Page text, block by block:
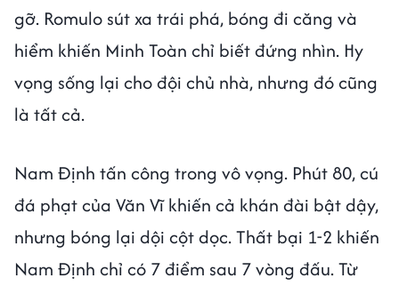
gỡ. Romulo sút xa trái phá, bóng đi căng và
hiểm khiến Minh Toàn chỉ biết đứng nhìn. Hy
vọng sống lại cho đội chủ nhà, nhưng đó cũng
là tất cả.
Nam Định tấn công trong vô vọng. Phút 80, cú
đá phạt của Văn Vĩ khiến cả khán đài bật dậy,
nhưng bóng lại dội cột dọc. Thất bại 1-2 khiến
Nam Định chỉ có 7 điểm sau 7 vòng đấu. Từ